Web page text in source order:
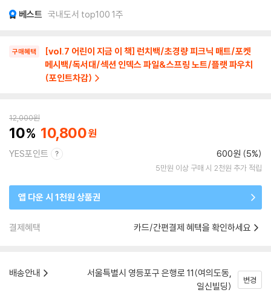
베스트 국내도서 top100 1주
구매혜택
[vol.7 어린이 지금 이 책] 런치백/초경량 피크닉 매트/포켓
메시백/독서대/섹션 인덱스 파일&스프링 노트/플랫 파우치
(포인트차감)
12,000원
10 10,800
YES포인트 600원 (5%)
5만원 이상 구매 시 2천원 추가 적립
앱 다운 시 1천원 상품권
결제혜택 카드/간편결제 혜택을 확인하세요
배송안내
서울특별시 영등포구 은행로 11(여의도동,
일신빌딩)
변경